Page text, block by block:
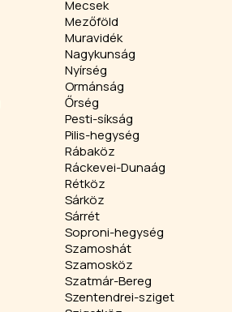
Mecsek
Mezőföld
Muravidék
Nagykunság
Nyírség
Ormánság
Őrség
Pesti-síkság
Pilis-hegység
Rábaköz
Ráckevei-Dunaág
Rétköz
Sárköz
Sárrét
Soproni-hegység
Szamoshát
Szamosköz
Szatmár-Bereg
Szentendrei-sziget